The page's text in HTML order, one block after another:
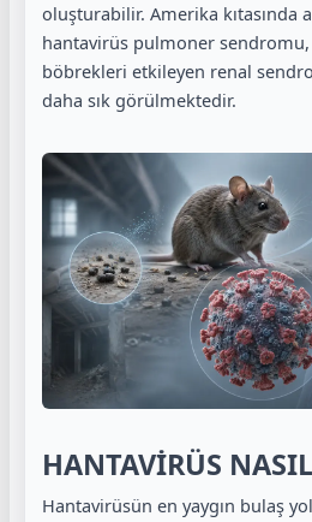
oluşturabilir. Amerika kıtasında
hantavirüs pulmoner sendromu,
böbrekleri etkileyen renal
daha sık görülmektedir.
HANTAVİRÜS
Hantavirüsün en yaygın bulaş